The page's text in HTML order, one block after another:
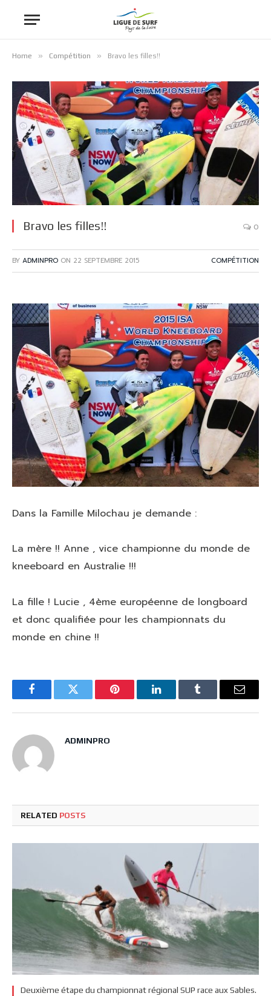
Home » Compétition » Bravo les filles!!
Bravo les filles!! 0
BY ADMINPRO ON 22 SEPTEMBRE 2015 COMPÉTITION
Dans la Famille Milochau je demande :
La mère !! Anne , vice championne du monde de
kneeboard en Australie !!!
La fille ! Lucie , 4ème européenne de longboard
et donc qualifiée pour les championnats du
monde en chine !!
FacebookTwitter Pinterest LinkedInTumblr Email
ADMINPRO
RELATED POSTS
Deuxième étape du championnat régional SUP race aux Sables.